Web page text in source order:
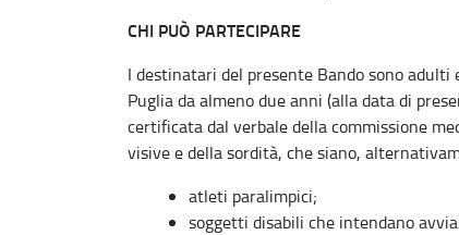
CHI PUÒ PARTECIPARE
I destinatari del presente Bando sono
Puglia da almeno due anni (alla data di
certificata dal verbale della commissione
visive e della sordità, che siano,
atleti paralimpici;
soggetti disabili che intendano